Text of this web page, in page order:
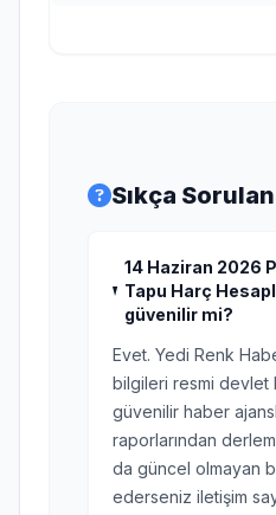
Sıkça
14 Haziran 2026
Tapu Harç
güvenilir mi?
Evet. Yedi Renk
bilgileri resmi devlet
güvenilir haber
raporlarından
da güncel olmayan
ederseniz iletişim